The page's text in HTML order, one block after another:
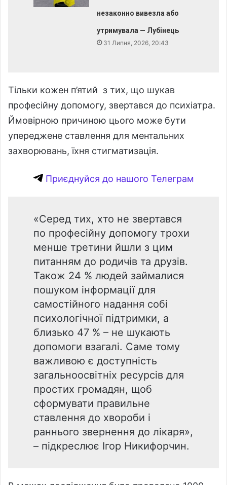
незаконно вивезла або
утримувала — Лубінець
31 Липня, 2026, 20:43
Тільки кожен п’ятий з тих, що шукав
професійну допомогу, звертався до психіатра.
Ймовірною причиною цього може бути
упереджене ставлення для ментальних
захворювань, їхня стигматизація.
Приєднуйся до нашого Телеграм
«Серед тих, хто не звертався
по професійну допомогу трохи
менше третини йшли з цим
питанням до родичів та друзів.
Також 24 % людей займалися
пошуком інформації для
самостійного надання собі
психологічної підтримки, а
близько 47 % – не шукають
допомоги взагалі. Саме тому
важливою є доступність
загальноосвітніх ресурсів для
простих громадян, щоб
сформувати правильне
ставлення до хвороби і
раннього звернення до лікаря»,
– підкреслює Ігор Никифорчин.